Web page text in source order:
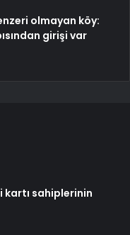
olmayan köy:
girişi var
kartı sahiplerinin